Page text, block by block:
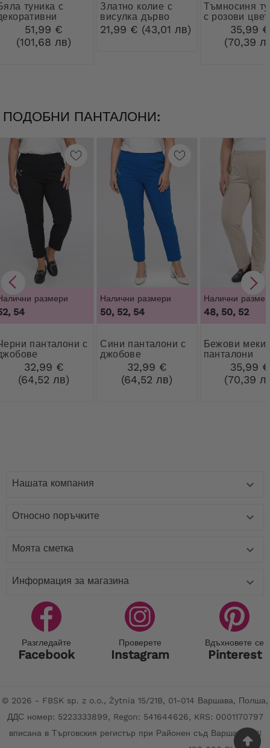
с
и златни
51,99 €
(101,68 лв)
Златно колие с
висулка дърво
21,99 € (43,01 лв)
Тъмносиня туника
с розови
35,99 €
(70,39
ПОДОБНИ ПАНТАЛОНИ:
размери
54
с
32,99 €
(64,52 лв)
Налични размери
50, 52, 54
Сини панталони с
джобове
32,99 €
(64,52 лв)
Налични
48, 50, 52
Бежови меки
панталони
35,99 €
(70,39
Нашата компания 
Относно поръчките 
Моята сметка 
Информация за магазина 
Разгледайте
Facebook
Проверете
Instagram
Вдъхновете се
Pinterest
© 2026 - FBSK sp. z o.o., Żytnia 15/21B, 01-014 Варшава, Полша,
ДДС номер: 5223333899, Regon: 541644626, KRS: 0001170797
вписана в Търговския регистър при Районен съд Варшава, XII